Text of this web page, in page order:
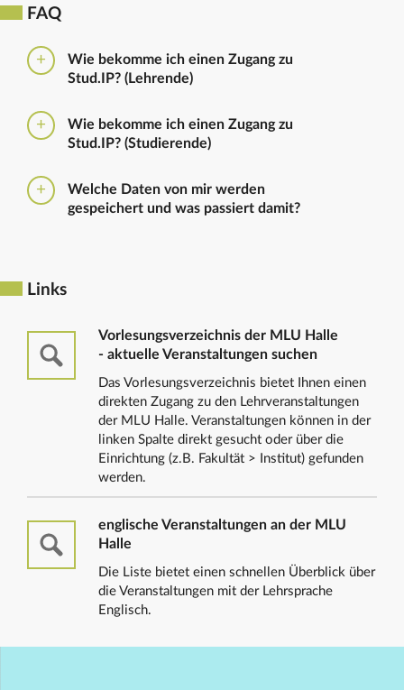
FAQ
Wie bekomme ich einen Zugang zu
Stud.IP? (Lehrende)
folgendenFormularHaben Sie bereits eine
universitäre E-Mail-Adresse, reicht ein formloser
nicht die Einrichtung zu nennen in die Sie
eingetragen werden sollen.
Wie bekomme ich einen Zugang zu
Stud.IP? (Studierende)
Nutzerkennzeichen und dem Passwort, das ihr mit
euren Immatrikulationsunterlagen erhalten habt. Das
Welche Daten von mir werden
gespeichert und was passiert damit?
Links
Vorlesungsverzeichnis der MLU Halle
- aktuelle Veranstaltungen suchen
Das Vorlesungsverzeichnis bietet Ihnen einen
direkten Zugang zu den Lehrveranstaltungen
der MLU Halle. Veranstaltungen können in der
linken Spalte direkt gesucht oder über die
Einrichtung (z.B. Fakultät > Institut) gefunden
werden.
englische Veranstaltungen an der MLU
Halle
Die Liste bietet einen schnellen Überblick über
die Veranstaltungen mit der Lehrsprache
Englisch.